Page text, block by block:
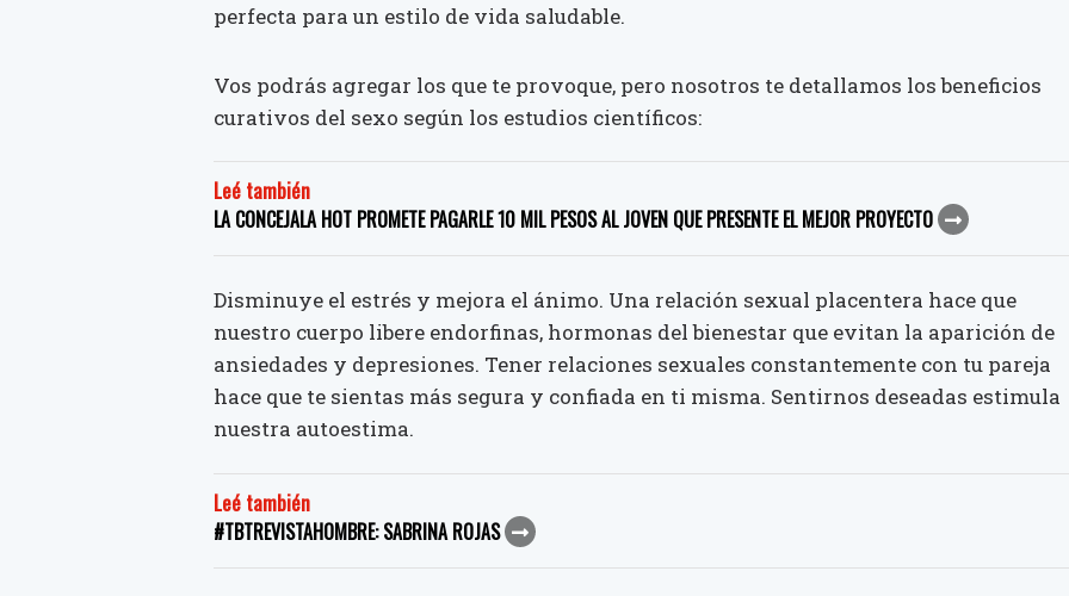
perfecta para un estilo de vida saludable.
Vos podrás agregar los que te provoque, pero nosotros te detallamos los beneficios
curativos del sexo según los estudios científicos:
Leé también
LA CONCEJALA HOT PROMETE PAGARLE 10 MIL PESOS AL JOVEN QUE PRESENTE EL MEJOR PROYECTO
Disminuye el estrés y mejora el ánimo. Una relación sexual placentera hace que
nuestro cuerpo libere endorfinas, hormonas del bienestar que evitan la aparición de
ansiedades y depresiones. Tener relaciones sexuales constantemente con tu pareja
hace que te sientas más segura y confiada en ti misma. Sentirnos deseadas estimula
nuestra autoestima.
Leé también
#TBTREVISTAHOMBRE: SABRINA ROJAS